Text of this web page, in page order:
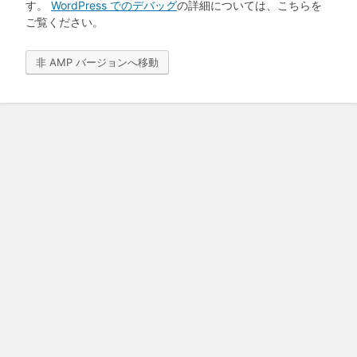
す。 WordPress でのデバッグの詳細については、こちらを
ご覧ください。
非 AMP バージョンへ移動